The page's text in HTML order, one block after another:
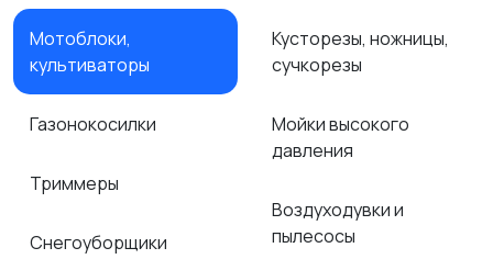
Мотоблоки,
культиваторы
Газонокосилки
Триммеры
Снегоуборщики
Кусторезы, ножницы,
сучкорезы
Мойки высокого
давления
Воздуходувки и
пылесосы